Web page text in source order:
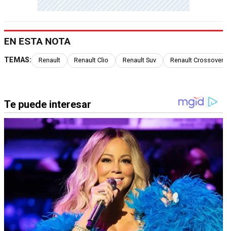
EN ESTA NOTA
TEMAS: Renault Renault Clio Renault Suv Renault Crossover